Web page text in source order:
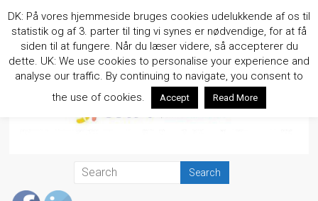
to
content
DK: På vores hjemmeside bruges cookies udelukkende af os til
statistik og af 3. parter til ting vi synes er nødvendige, for at få
siden til at fungere. Når du læser videre, så accepterer du
dette. UK: We use cookies to personalise your experience and
analyse our traffic. By continuing to navigate, you consent to
the use of cookies.
Accept Read More